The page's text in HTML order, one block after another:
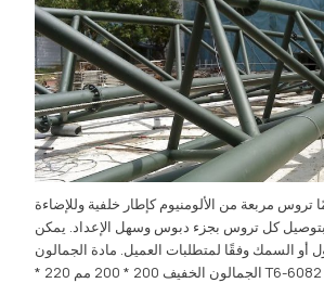
تروس مربعة من الألومنيوم كإطار خلفية وللإضاءة
بتوصيل كل تروس بجزء دبوس وسهل الإعداد. يمكن
السمك وفقًا لمتطلبات العميل. مادة الجمالون
سبائك الألومنيوم 6082-T6 الجمالون الخفيف 200 * 200 مم 220 *